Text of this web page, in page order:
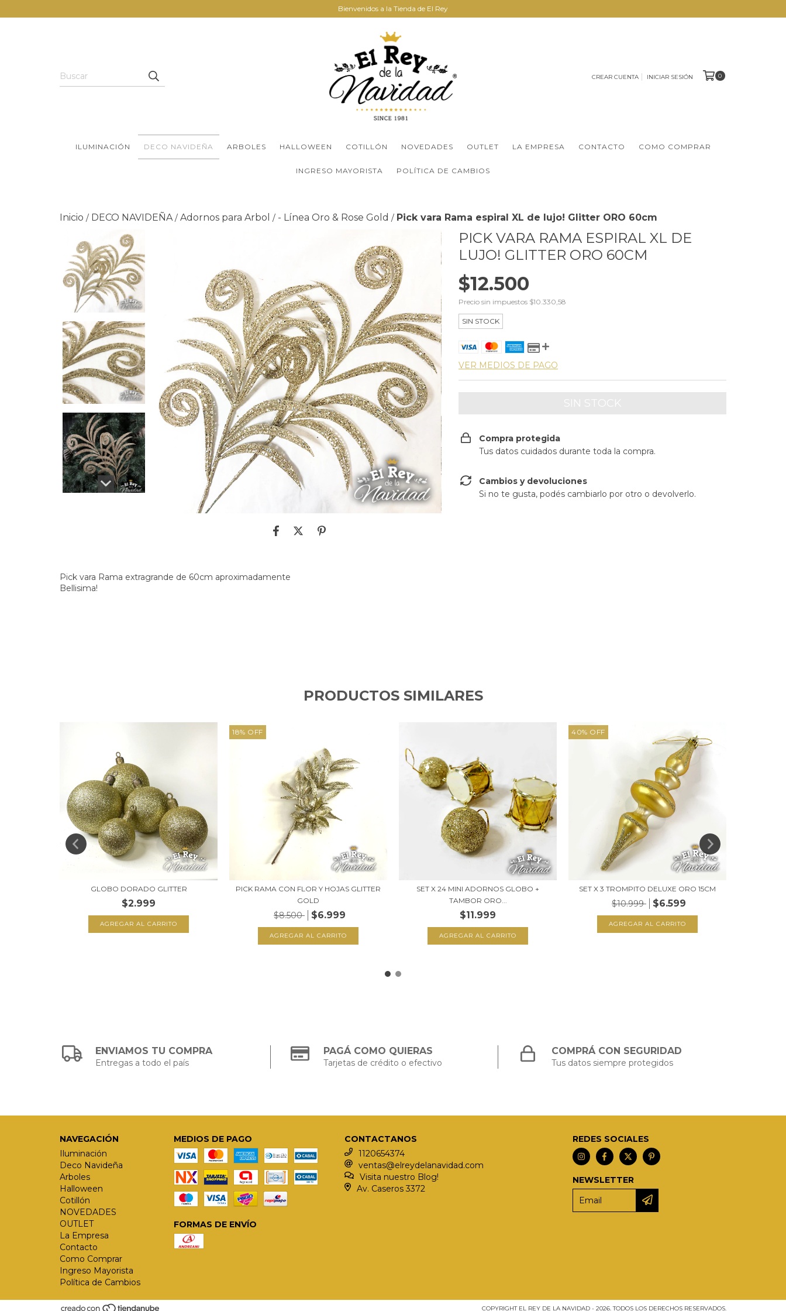
Bienvenidos a la Tienda de El Rey
CREAR CUENTA INICIAR SESIÓN 0
ILUMINACIÓN DECO NAVIDEÑA ARBOLES HALLOWEEN COTILLÓN NOVEDADES OUTLET LA EMPRESA CONTACTO COMO COMPRAR
INGRESO MAYORISTA POLÍTICA DE CAMBIOS
Inicio / DECO NAVIDEÑA / Adornos para Arbol / - Línea Oro & Rose Gold / Pick vara Rama espiral XL de lujo! Glitter ORO 60cm
Pick vara Rama extragrande de 60cm aproximadamente
Bellisima!
PICK VARA RAMA ESPIRAL XL DE
LUJO! GLITTER ORO 60CM
$12.500
Precio sin impuestos $10.330,58
SIN STOCK
VER MEDIOS DE PAGO
Compra protegida
Tus datos cuidados durante toda la compra.
Cambios y devoluciones
Si no te gusta, podés cambiarlo por otro o devolverlo.
PRODUCTOS SIMILARES
GLOBO DORADO GLITTER
$2.999
AGREGAR AL CARRITO
18% OFF
PICK RAMA CON FLOR Y HOJAS GLITTER
GOLD
$8.500 $6.999
SET X 24 MINI ADORNOS GLOBO +
TAMBOR ORO...
$11.999
40% OFF
SET X 3 TROMPITO DELUXE ORO 15CM
$10.999 $6.599
ENVIAMOS TU COMPRA
Entregas a todo el país
PAGÁ COMO QUIERAS
Tarjetas de crédito o efectivo
COMPRÁ CON SEGURIDAD
Tus datos siempre protegidos
NAVEGACIÓN
Iluminación
Deco Navideña
Arboles
Halloween
Cotillón
NOVEDADES
OUTLET
La Empresa
Contacto
Como Comprar
Ingreso Mayorista
Política de Cambios
MEDIOS DE PAGO
FORMAS DE ENVÍO
CONTACTANOS
1120654374
ventas@elreydelanavidad.com
Visita nuestro Blog!
Av. Caseros 3372
REDES SOCIALES
NEWSLETTER
COPYRIGHT EL REY DE LA NAVIDAD - 2026. TODOS LOS DERECHOS RESERVADOS.